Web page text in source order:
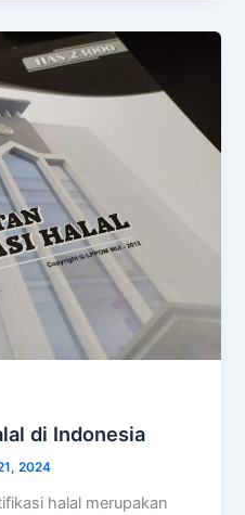
di Indonesia
2024
halal merupakan